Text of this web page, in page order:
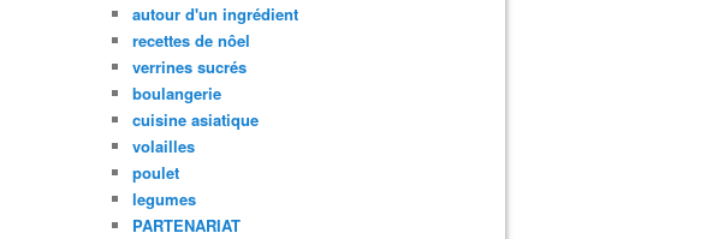
autour d'un ingrédient
recettes de nôel
verrines sucrés
boulangerie
cuisine asiatique
volailles
poulet
legumes
PARTENARIAT